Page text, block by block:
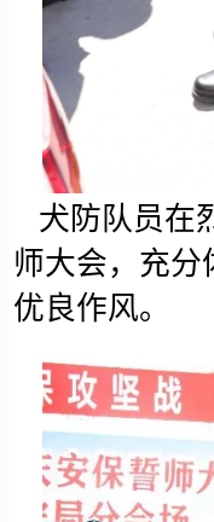
犬防队员在
师大会，充
优良作风。